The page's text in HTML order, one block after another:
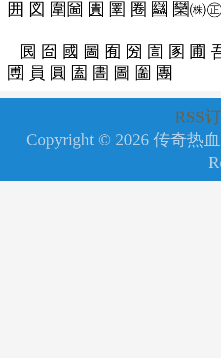
囲 図 圍圙 圚 圛 圈 圝 圞㈱
囻 囼 國 圖 囿 圀 圁 圂 圃
圑 員 圓 圔 圕 圖 圗 團
RSS
Copyright © 2026 传奇热